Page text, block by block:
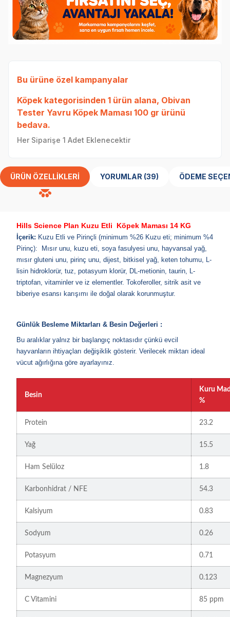
Bu ürüne özel kampanyalar
Köpek kategorisinden 1 ürün alana, Obivan
Tester Yavru Köpek Maması 100 gr ürünü
bedava.
Her Siparişe 1 Adet Eklenecektir
ÜRÜN ÖZELLIKLERI YORUMLAR (39) ÖDEME
Hills Science Plan Kuzu Etli Köpek Maması 14 KG
İçerik: Kuzu Etli ve Pirinçli (minimum %26 Kuzu eti; minimum %4
Pirinç): Mısır unu, kuzu eti, soya fasulyesi unu, hayvansal yağ,
mısır gluteni unu, pirinç unu, dijest, bitkisel yağ, keten tohumu, L-
lisin hidroklorür, tuz, potasyum klorür, DL-metionin, taurin, L-
triptofan, vitaminler ve iz elementler. Tokoferoller, sitrik asit ve
biberiye esansı karışımı ile doğal olarak korunmuştur.
Günlük Besleme Miktarları & Besin Değerleri :
Bu aralıklar yalnız bir başlangıç noktasıdır çünkü evcil
hayvanların ihtiyaçları değişiklik gösterir. Verilecek miktarı ideal
vücut ağırlığına göre ayarlayınız.
Besin
Kuru
%
Protein 23.2
Yağ 15.5
Ham Selüloz 1.8
Karbonhidrat / NFE 54.3
Kalsiyum 0.83
Sodyum 0.26
Potasyum 0.71
Magnezyum 0.123
C Vitamini 85 ppm